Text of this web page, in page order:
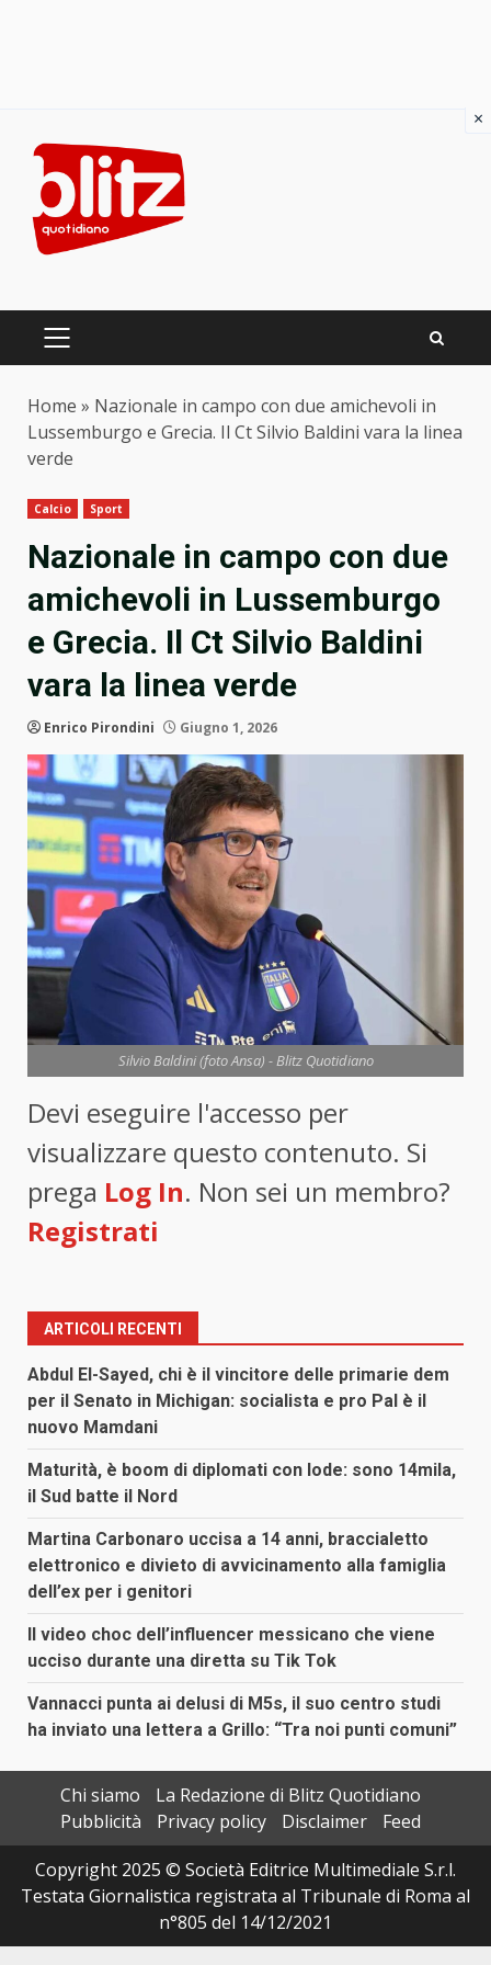
content
PRIMARY
Home » Nazionale in campo con due amichevoli in
Lussemburgo e Grecia. Il Ct Silvio Baldini vara la linea
verde
Calcio Sport
Nazionale in campo con due
amichevoli in Lussemburgo
e Grecia. Il Ct Silvio Baldini
vara la linea verde
Enrico Pirondini Giugno 1, 2026
Silvio Baldini (foto Ansa) - Blitz Quotidiano
Devi eseguire l'accesso per
visualizzare questo contenuto. Si
prega Log In. Non sei un membro?
Registrati
ARTICOLI RECENTI
Abdul El-Sayed, chi è il vincitore delle primarie dem
per il Senato in Michigan: socialista e pro Pal è il
nuovo Mamdani
Maturità, è boom di diplomati con lode: sono 14mila,
il Sud batte il Nord
Martina Carbonaro uccisa a 14 anni, braccialetto
elettronico e divieto di avvicinamento alla famiglia
dell’ex per i genitori
Il video choc dell’influencer messicano che viene
ucciso durante una diretta su Tik Tok
Vannacci punta ai delusi di M5s, il suo centro studi
ha inviato una lettera a Grillo: “Tra noi punti comuni”
Chi siamo
La Redazione di Blitz Quotidiano
Pubblicità
Privacy policy Disclaimer
Feed
Copyright 2025 © Società Editrice Multimediale S.r.l.
Testata Giornalistica registrata al Tribunale di Roma al
n°805 del 14/12/2021
×